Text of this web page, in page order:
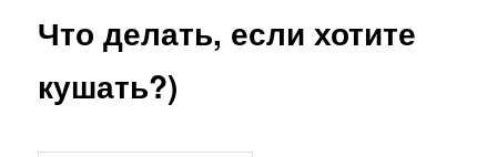
Что делать, если хотите
кушать?)